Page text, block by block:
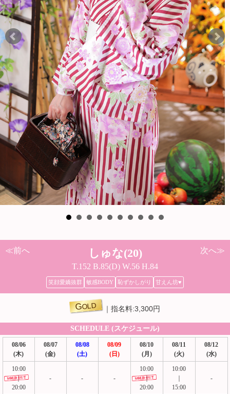
次へ≫
≪前へ しゅな(20)
T.152 B.85(D) W.56 H.84
笑顔愛嬌抜群 敏感BODY 恥ずかしがり 甘えん坊♥
GOLD 指名料:3,300円
SCHEDULE (スケジュール)
08/06
(木)
08/07
(金)
08/08
(土)
08/09
(日)
08/10
(月)
08/11
(火)
08/12
(水)
10:00
｜
20:00
- - -
10:00
｜
20:00
10:00
15:00
-